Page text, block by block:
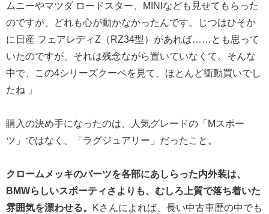
ムニーやマツダ ロードスター、MINIなども見せてもらった
のですが、どれも心が動かなかったんです。じつはひそか
に日産 フェアレディZ（RZ34型）があれば……とも思って
いたのですが、それは残念ながら置いていなくて。そんな
中で、この4シリーズクーペを見て、ほとんど衝動買いでし
たね 」
購入の決め手になったのは、人気グレードの「Mスポー
ツ」ではなく、「ラグジュアリー」だったこと。
クロームメッキのパーツを各部にあしらった内外装は、
BMWらしいスポーティさよりも、むしろ上質で落ち着いた
雰囲気を漂わせる。
Kさんによれば、長い中古車歴の中でも